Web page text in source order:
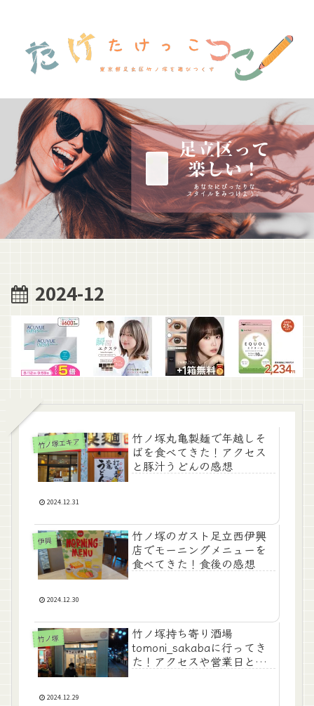
2024-12
竹ノ塚エキア
竹ノ塚丸亀製麺で年越しそ
ばを食べてきた！アクセス
と豚汁うどんの感想
2024.12.31
伊興
竹ノ塚のガスト足立西伊興
店でモーニングメニューを
食べてきた！食後の感想
2024.12.30
竹ノ塚
竹ノ塚持ち寄り酒場
tomoni_sakabaに行ってき
た！アクセスや営業日とお
2024.12.29